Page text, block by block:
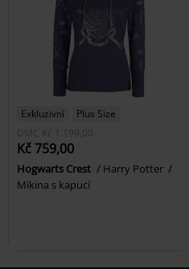
Exkluzivní
Plus Size
DMC
Kč 1.199,00
Kč 759,00
Hogwarts Crest
Harry Potter
Mikina s kapucí